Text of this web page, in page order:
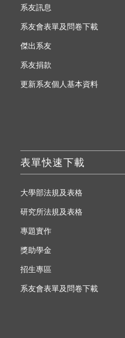
系友訊息
系友會表單及問卷下載
傑出系友
系友捐款
更新系友個人基本資料
表單快速下載
大學部法規及表格
研究所法規及表格
專題實作
獎助學金
招生專區
系友會表單及問卷下載